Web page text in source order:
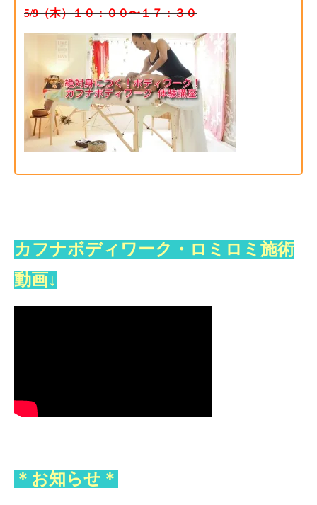
5/9（木）１０：００〜１７：３０
カフナボディワーク・ロミロミ施術
動画↓
＊お知らせ＊